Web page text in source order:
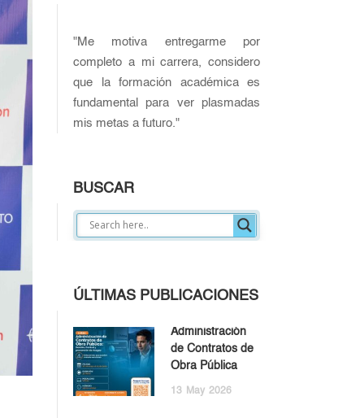
"Me motiva entregarme por
completo a mi carrera, considero
que la formación académica es
fundamental para ver plasmadas
mis metas a futuro."
BUSCAR
ÚLTIMAS PUBLICACIONES
Administración
de Contratos de
Obra Pública
13 May 2026